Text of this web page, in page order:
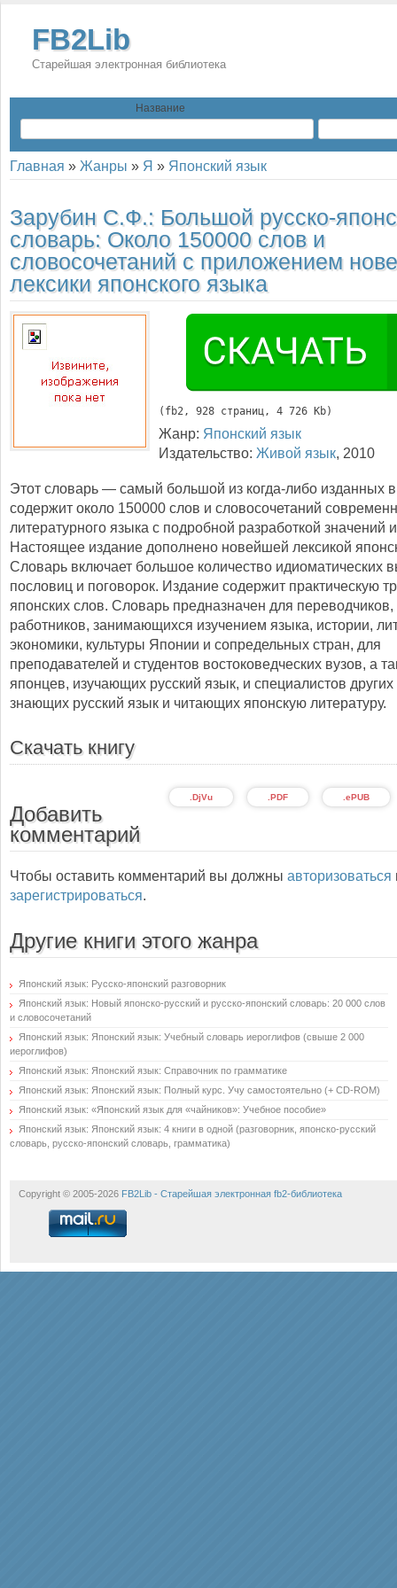
FB2Lib
Старейшая электронная библиотека
Название
Главная » Жанры » Я » Японский язык
Зарубин С.Ф.: Большой русско-
словарь: Около 150000 слов и
словосочетаний с приложением
лексики японского языка
( fb2, 928 страниц, 4 726 Kb)
Жанр: Японский язык
Издательство: Живой язык, 2010
Этот словарь — самый большой из когда-либо изданных
содержит около 150000 слов и словосочетаний
литературного языка с подробной разработкой значений
Настоящее издание дополнено новейшей лексикой
Словарь включает большое количество идиоматических
пословиц и поговорок. Издание содержит практическую
японских слов. Словарь предназначен для
работников, занимающихся изучением языка, истории,
экономики, культуры Японии и сопредельных стран, для
преподавателей и студентов востоковедческих вузов, а
японцев, изучающих русский язык, и специалистов других
знающих русский язык и читающих японскую литературу.
Скачать книгу
.ePUB
.PDF
.DjVu
Добавить
комментарий
Чтобы оставить комментарий вы должны авторизоваться
зарегистрироваться.
Другие книги этого жанра
Японский язык: Русско-японский разговорник
Японский язык: Новый японско-русский и русско-японский словарь: 20 000 слов
и словосочетаний
Японский язык: Японский язык: Учебный словарь иероглифов (свыше 2 000
иероглифов)
Японский язык: Японский язык: Справочник по грамматике
Японский язык: Японский язык: Полный курс. Учу самостоятельно (+ CD-ROM)
Японский язык: «Японский язык для «чайников»: Учебное пособие»
Японский язык: Японский язык: 4 книги в одной (разговорник, японско-русский
словарь, русско-японский словарь, грамматика)
Copyright © 2005-2026 FB2Lib - Старейшая электронная fb2-библиотека